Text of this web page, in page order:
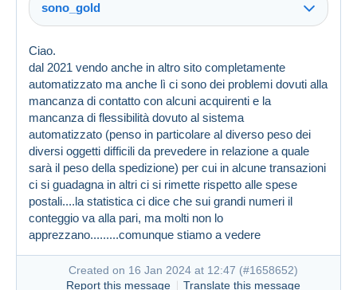
sono_gold
Ciao.
dal 2021 vendo anche in altro sito completamente
automatizzato ma anche lì ci sono dei problemi dovuti alla
mancanza di contatto con alcuni acquirenti e la
mancanza di flessibilità dovuto al sistema
automatizzato (penso in particolare al diverso peso dei
diversi oggetti difficili da prevedere in relazione a quale
sarà il peso della spedizione) per cui in alcune transazioni
ci si guadagna in altri ci si rimette rispetto alle spese
postali....la statistica ci dice che sui grandi numeri il
conteggio va alla pari, ma molti non lo
apprezzano.........comunque stiamo a vedere
Created on 16 Jan 2024 at 12:47 (#1658652)
Report this message
Translate this message